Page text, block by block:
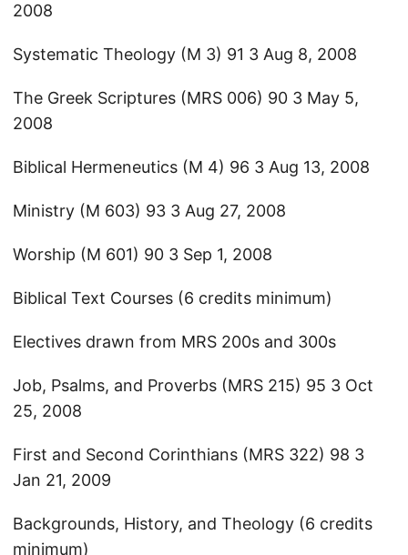
2008
Systematic Theology (M 3) 91 3 Aug 8, 2008
The Greek Scriptures (MRS 006) 90 3 May 5,
2008
Biblical Hermeneutics (M 4) 96 3 Aug 13, 2008
Ministry (M 603) 93 3 Aug 27, 2008
Worship (M 601) 90 3 Sep 1, 2008
Biblical Text Courses (6 credits minimum)
Electives drawn from MRS 200s and 300s
Job, Psalms, and Proverbs (MRS 215) 95 3 Oct
25, 2008
First and Second Corinthians (MRS 322) 98 3
Jan 21, 2009
Backgrounds, History, and Theology (6 credits
minimum)